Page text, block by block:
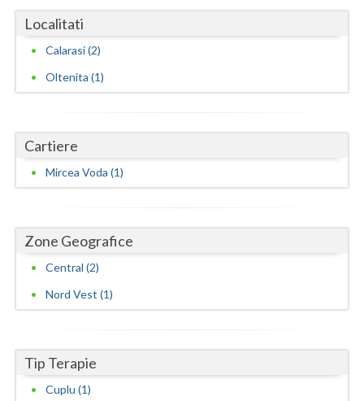
Valcea
Vrancea
Localitati
Calarasi (2)
Oltenita (1)
Cartiere
Mircea Voda (1)
Zone Geografice
Central (2)
Nord Vest (1)
Tip Terapie
Cuplu (1)